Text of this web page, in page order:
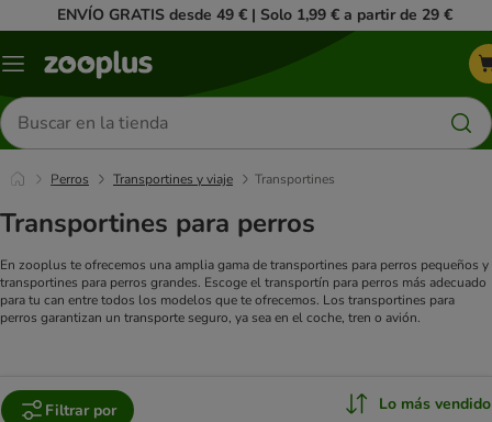
ENVÍO GRATIS desde 49 € | Solo 1,99 € a partir de 29 €
Menú
Buscar
productos
Perros Transportines y viaje Transportines
Transportines para perros
En zooplus te ofrecemos una amplia gama de transportines para perros pequeños y
transportines para perros grandes. Escoge el transportín para perros más adecuado
para tu can entre todos los modelos que te ofrecemos. Los transportines para
perros garantizan un transporte seguro, ya sea en el coche, tren o avión.
Filtrar por Lo más vendido